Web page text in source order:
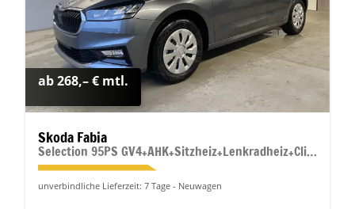
ab 268,– € mtl.
Skoda Fabia
Selection 95PS GV4+AHK+Sitzheiz+Lenkradheiz+Climatronic+Tempomat+PDC
unverbindliche Lieferzeit: 7 Tage Neuwagen